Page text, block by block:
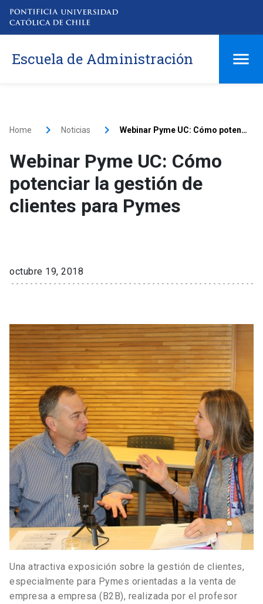
Escuela de Administración
Home Noticias Webinar Pyme UC: Cómo potenciar la gestión de clientes para Pymes
Webinar Pyme UC: Cómo
potenciar la gestión de
clientes para Pymes
octubre 19, 2018
Una atractiva exposición sobre la gestión de clientes,
especialmente para Pymes orientadas a la venta de
empresa a empresa (B2B), realizada por el profesor